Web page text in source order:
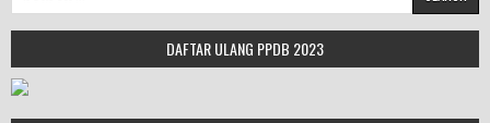
DAFTAR ULANG PPDB 2023